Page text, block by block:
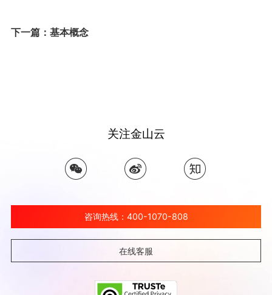
下一篇：基本概念
关注金山云
咨询热线：400-1070-808
在线客服